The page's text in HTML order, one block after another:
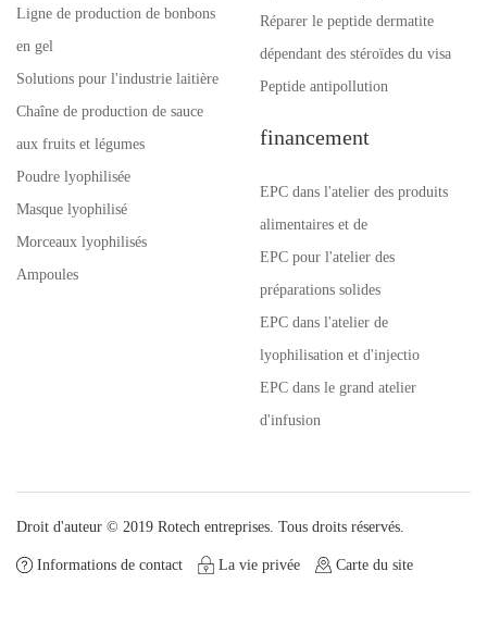
Ligne de production de bonbons
en gel
Solutions pour l'industrie laitière
Chaîne de production de sauce
aux fruits et légumes
Poudre lyophilisée
Masque lyophilisé
Morceaux lyophilisés
Ampoules
Réparer le peptide dermatite
dépendant des stéroïdes du visa
Peptide antipollution
financement
EPC dans l'atelier des produits
alimentaires et de
EPC pour l'atelier des
préparations solides
EPC dans l'atelier de
lyophilisation et d'injectio
EPC dans le grand atelier
d'infusion
Droit d'auteur © 2019 Rotech entreprises. Tous droits réservés.
Informations de contact La vie privée Carte du site